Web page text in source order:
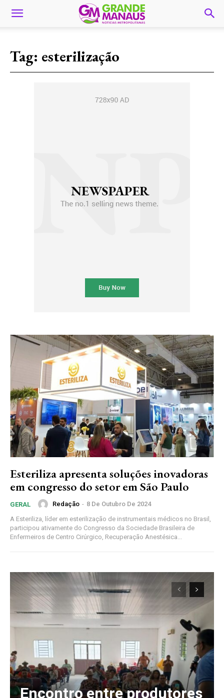
Tag: esterilização
Esteriliza apresenta soluções inovadoras
em congresso do setor em São Paulo
GERAL Redação - 8 De Outubro De 2024
A Esteriliza, líder em esterilização de instrumentais médicos no Brasil,
participou ativamente do Congresso da Sociedade Brasileira de
Enfermeiros de Centro Cirúrgico, Recuperação Anestésica...
Encontro entre produtores